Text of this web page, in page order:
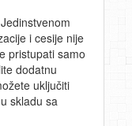
i cesije nije
pristupati samo
dodatnu
uključiti
skladu sa